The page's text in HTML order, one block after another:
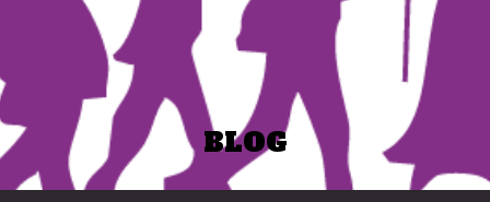
BLOG